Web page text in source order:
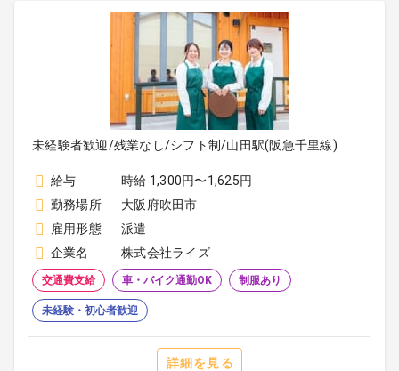
未経験者歓迎/残業なし/シフト制/山田駅(阪急千里線)
給与
時給 1,300円〜1,625円
勤務場所
大阪府吹田市
雇用形態
派遣
企業名
株式会社ライズ
交通費支給 車・バイク通勤OK 制服あり
未経験・初心者歓迎
詳細を見る